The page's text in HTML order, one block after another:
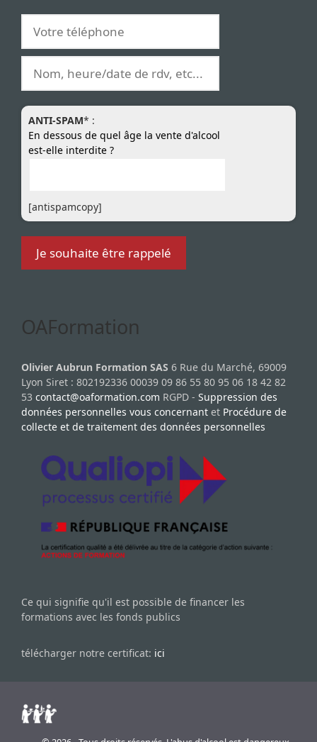
ANTI-SPAM* :
En dessous de quel âge la vente d'alcool
est-elle interdite ?
[antispamcopy]
OAFormation
Olivier Aubrun Formation SAS 6 Rue du Marché, 69009
Lyon Siret : 802192336 00039 09 86 55 80 95 06 18 42 82
53 contact@oaformation.com RGPD - Suppression des
données personnelles vous concernant et Procédure de
collecte et de traitement des données personnelles
Ce qui signifie qu'il est possible de financer les
formations avec les fonds publics
télécharger notre certificat: ici